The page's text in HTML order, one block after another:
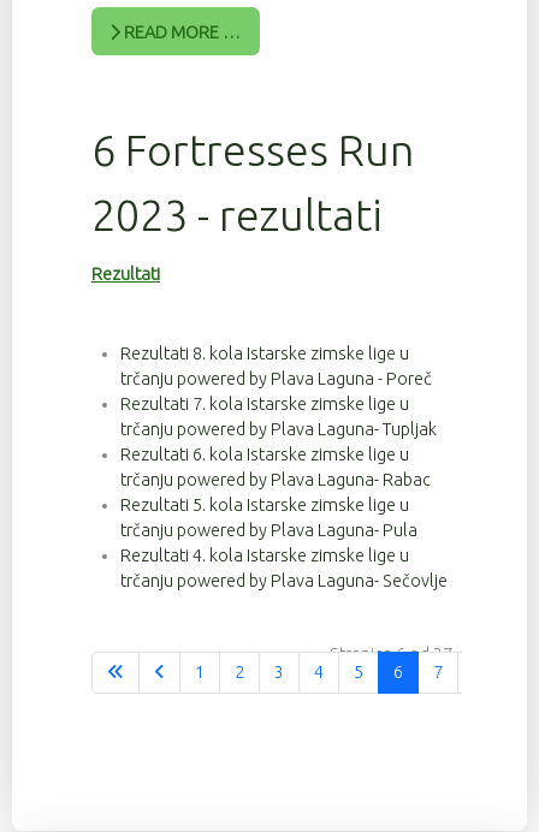
READ MORE …
6 Fortresses Run
2023 - rezultati
Rezultati
Rezultati 8. kola Istarske zimske lige u
trčanju powered by Plava Laguna - Poreč
Rezultati 7. kola Istarske zimske lige u
trčanju powered by Plava Laguna- Tupljak
Rezultati 6. kola Istarske zimske lige u
trčanju powered by Plava Laguna- Rabac
Rezultati 5. kola Istarske zimske lige u
trčanju powered by Plava Laguna- Pula
Rezultati 4. kola Istarske zimske lige u
trčanju powered by Plava Laguna- Sečovlje
Stranica 6 od 37
1
2 3 4 5 6 7